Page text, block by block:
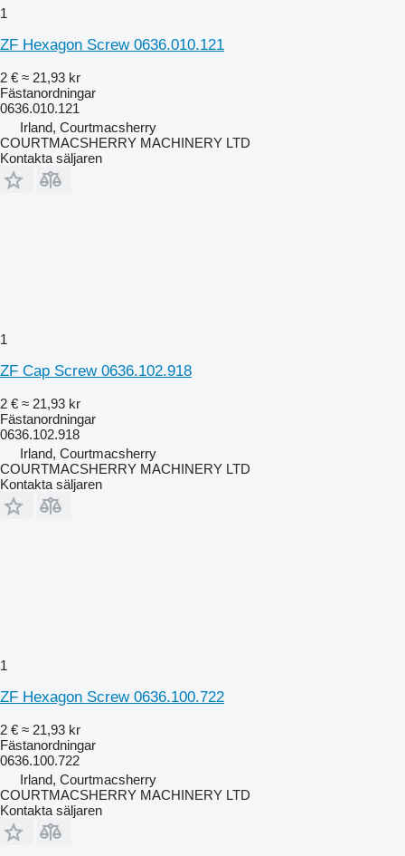
1
ZF Hexagon Screw 0636.010.121
2 € ≈ 21,93 kr
Fästanordningar
0636.010.121
Irland, Courtmacsherry
COURTMACSHERRY MACHINERY LTD
Kontakta säljaren
1
ZF Cap Screw 0636.102.918
2 € ≈ 21,93 kr
Fästanordningar
0636.102.918
Irland, Courtmacsherry
COURTMACSHERRY MACHINERY LTD
Kontakta säljaren
1
ZF Hexagon Screw 0636.100.722
2 € ≈ 21,93 kr
Fästanordningar
0636.100.722
Irland, Courtmacsherry
COURTMACSHERRY MACHINERY LTD
Kontakta säljaren